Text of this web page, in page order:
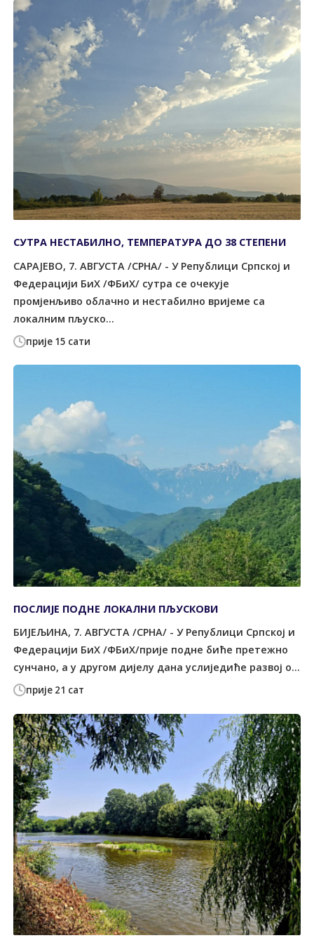
прије 15 сати
СУТРА НЕСТАБИЛНО, ТЕМПЕРАТУРА ДО 38 СТЕПЕНИ
САРАЈЕВО, 7. АВГУСТА /СРНА/ - У Републици Српској и
Федерацији БиХ /ФБиХ/ сутра се очекује
промјенљиво облачно и нестабилно вријеме са
локалним пљуско...
прије 21 сат
ПОСЛИЈЕ ПОДНЕ ЛОКАЛНИ ПЉУСКОВИ
БИЈЕЉИНА, 7. АВГУСТА /СРНА/ - У Републици Српској и
Федерацији БиХ /ФБиХ/прије подне биће претежно
сунчано, а у другом дијелу дана услиједиће развој о...